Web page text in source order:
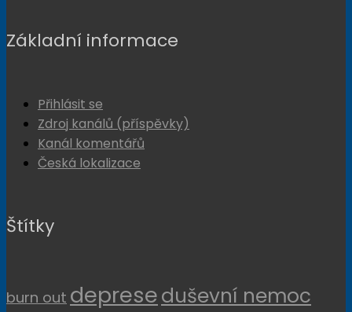
Základní informace
Přihlásit se
Zdroj kanálů (příspěvky)
Kanál komentářů
Česká lokalizace
Štítky
burn out depreseduševní nemoc